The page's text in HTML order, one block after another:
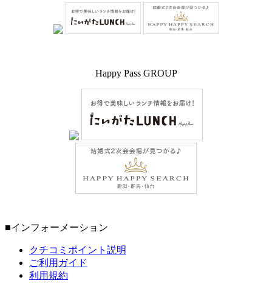
Happy Pass GROUP
■インフォーメーション
クチコミポイント説明
ご利用ガイド
利用規約